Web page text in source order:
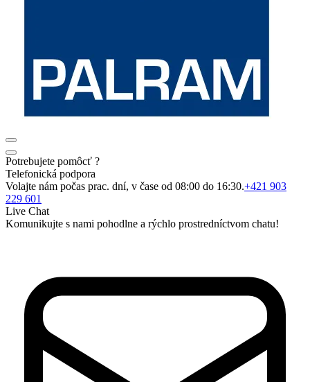
Potrebujete pomôcť ?
Telefonická podpora
Volajte nám počas prac. dní, v čase od 08:00 do 16:30.+421 903
229 601
Live Chat
Komunikujte s nami pohodlne a rýchlo prostredníctvom chatu!